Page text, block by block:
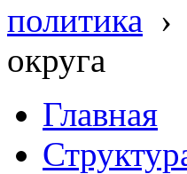
политика ›
округа
Главная